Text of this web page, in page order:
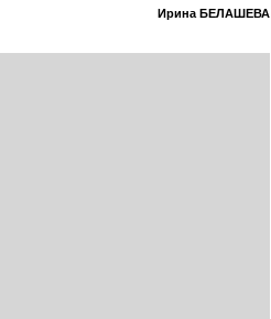
Ирина БЕЛАШЕВА